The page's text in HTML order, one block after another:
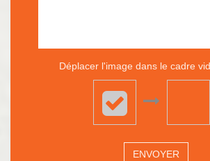
Déplacer l'image dans le cadre
ENVOYER